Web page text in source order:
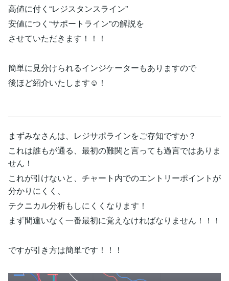
高値に付く“レジスタンスライン”
安値につく“サポートライン”の解説を
させていただきます！！！
簡単に見分けられるインジケーターもありますので
後ほど紹介いたします☺︎！
まずみなさんは、レジサポラインをご存知ですか？
これは誰もが通る、最初の難関と言っても過言ではありま
せん！
これが引けないと、チャート内でのエントリーポイントが
分かりにくく、
テクニカル分析もしにくくなります！
まず間違いなく一番最初に覚えなければなりません！！！
ですが引き方は簡単です！！！